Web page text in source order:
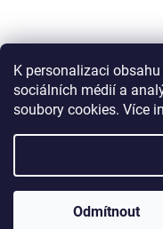
K personalizaci
sociálních médií a
soubory cookies. Více
Odmítnout